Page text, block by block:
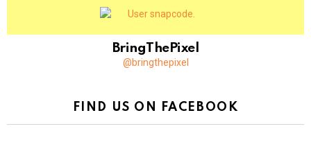
BringThePixel
@bringthepixel
FIND US ON FACEBOOK